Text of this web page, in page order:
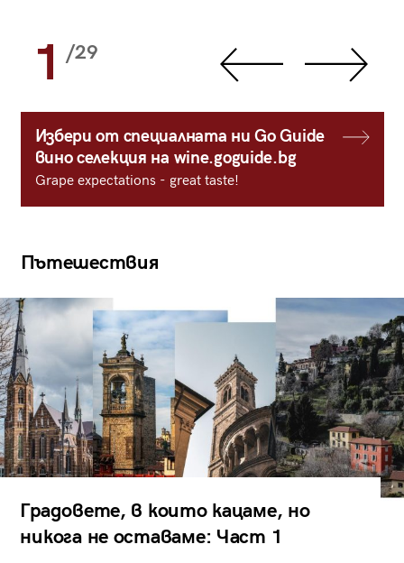
1 /29
Избери от специалната ни Go Guide
вино селекция на wine.goguide.bg
Grape expectations - great taste!
Пътешествия
Градовете, в които кацаме, но
никога не оставаме: Част 1